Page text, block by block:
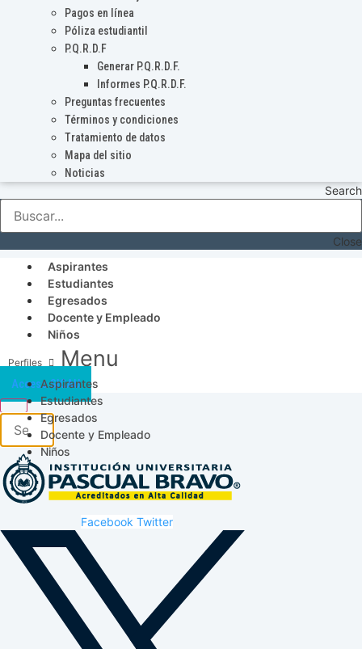
Pagos en línea
Póliza estudiantil
P.Q.R.D.F
Generar P.Q.R.D.F.
Informes P.Q.R.D.F.
Preguntas frecuentes
Términos y condiciones
Tratamiento de datos
Mapa del sitio
Noticias
Search
Close
Aspirantes
Estudiantes
Egresados
Docente y Empleado
Niños
Menu
Aspirantes
Estudiantes
Egresados
Docente y Empleado
Niños
Acceso SICAU
Facebook Twitter